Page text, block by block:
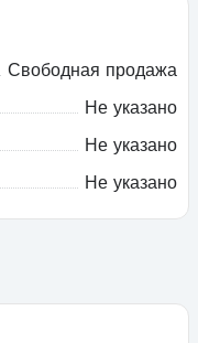
Свободная продажа
Не указано
Не указано
Не указано